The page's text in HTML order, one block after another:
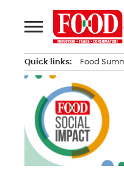
al
contenuto
Quick links: Food